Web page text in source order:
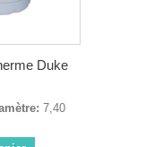
Duke
7,40